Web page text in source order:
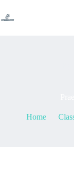
content
Home